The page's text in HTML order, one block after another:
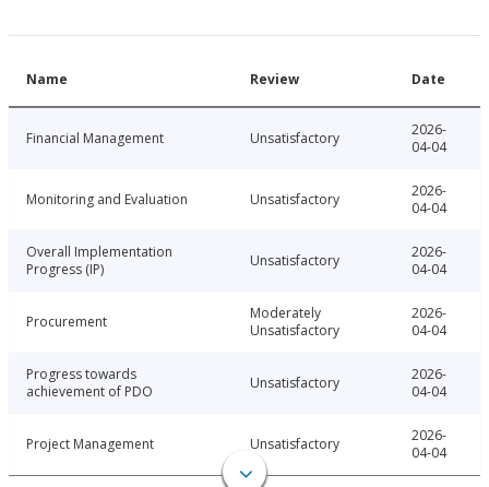
Name Review Date
Financial Management Unsatisfactory
2026-
04-04
Monitoring and Evaluation Unsatisfactory
2026-
04-04
Overall Implementation
Progress (IP)
Unsatisfactory
2026-
04-04
Procurement
Moderately
Unsatisfactory
2026-
04-04
Progress towards
achievement of PDO
Unsatisfactory
2026-
04-04
Project Management Unsatisfactory
2026-
04-04